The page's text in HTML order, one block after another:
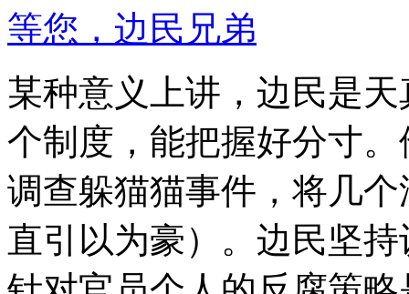
等您，边民兄弟
某种意义上讲，边民是
个制度，能把握好分寸
调查躲猫猫事件，将几
直引以为豪）。边民坚